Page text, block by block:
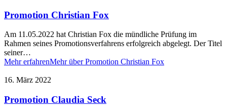
Promotion Christian Fox
Am 11.05.2022 hat Christian Fox die mündliche Prüfung im
Rahmen seines Promotionsverfahrens erfolgreich abgelegt. Der Titel
seiner…
Mehr erfahrenMehr über Promotion Christian Fox
16. März 2022
Promotion Claudia Seck